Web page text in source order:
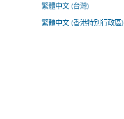
繁體中文 (台灣)
繁體中文 (香港特別行政區)